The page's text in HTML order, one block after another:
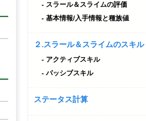
スラール＆スライムの評価
基本情報/入手情報と種族値
２.スラール＆スライムのスキル
アクティブスキル
パッシブスキル
ステータス計算